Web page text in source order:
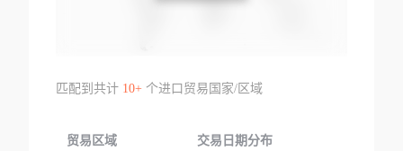
匹配到共计 10+个进口贸易国家/区域
贸易区域 交易日期分布